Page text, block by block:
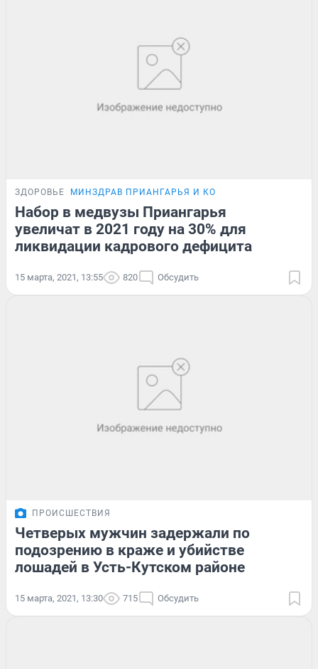
ЗДОРОВЬЕ МИНЗДРАВ ПРИАНГАРЬЯ И КО
Набор в медвузы Приангарья
увеличат в 2021 году на 30% для
ликвидации кадрового дефицита
15 марта, 2021, 13:55 820 Обсудить
ПРОИСШЕСТВИЯ
Четверых мужчин задержали по
подозрению в краже и убийстве
лошадей в Усть-Кутском районе
15 марта, 2021, 13:30 715 Обсудить